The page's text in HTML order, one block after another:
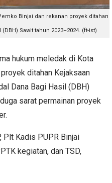
Binjai dan rekanan proyek ditahan
Sawit tahun 2023–2024. (ft-ist)
hukum meledak di Kota
ditahan Kejaksaan
Dana Bagi Hasil (DBH)
sarat permainan proyek
Plt Kadis PUPR Binjai
kegiatan, dan TSD,